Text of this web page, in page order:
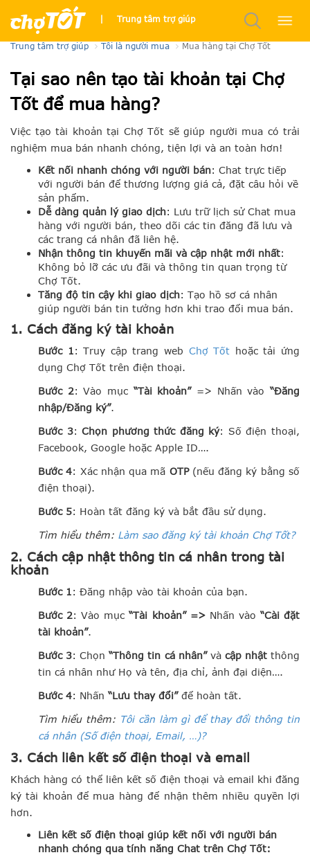
Trung tâm trợ giúp
Mua hàng tại Chợ Tốt
Trung tâm trợ giúp Tôi là người mua Mua hàng tại Chợ Tốt
Tại sao nên tạo tài khoản tại Chợ
Tốt để mua hàng?
Việc tạo tài khoản tại Chợ Tốt sẽ giúp người mua có trải
nghiệm mua bán nhanh chóng, tiện lợi và an toàn hơn!
Kết nối nhanh chóng với người bán: Chat trực tiếp
với người bán để thương lượng giá cả, đặt câu hỏi về
sản phẩm.
Dễ dàng quản lý giao dịch: Lưu trữ lịch sử Chat mua
hàng với người bán, theo dõi các tin đăng đã lưu và
các trang cá nhân đã liên hệ.
Nhận thông tin khuyến mãi và cập nhật mới nhất:
Không bỏ lỡ các ưu đãi và thông tin quan trọng từ
Chợ Tốt.
Tăng độ tin cậy khi giao dịch: Tạo hồ sơ cá nhân
giúp người bán tin tưởng hơn khi trao đổi mua bán.
1. Cách đăng ký tài khoản
Bước 1: Truy cập trang web Chợ Tốt hoặc tải ứng
dụng Chợ Tốt trên điện thoại.
Bước 2: Vào mục “Tài khoản”=> Nhấn vào“Đăng
nhập/Đăng ký”.
Bước 3:Chọn phương thức đăng ký: Số điện thoại,
Facebook, Google hoặc Apple ID….
Bước 4: Xác nhận qua mã OTP(nếu đăng ký bằng số
điện thoại).
Bước 5: Hoàn tất đăng ký và bắt đầu sử dụng.
Tìm hiểu thêm: Làm sao đăng ký tài khoản Chợ Tốt?
2. Cách cập nhật thông tin cá nhân trong tài
khoản
Bước 1: Đăng nhập vào tài khoản của bạn.
Bước 2: Vào mục“Tài khoản” => Nhấn vào “Cài đặt
tài khoản”.
Bước 3: Chọn“Thông tin cá nhân”vàcập nhậtthông
tin cá nhân như Họ và tên, địa chỉ, ảnh đại diện….
Bước 4: Nhấn “Lưu thay đổi”để hoàn tất.
Tìm hiểu thêm: Tôi cần làm gì để thay đổi thông tin
cá nhân (Số điện thoại, Email, …)?
3. Cách liên kết số điện thoại và email
Khách hàng có thể liên kết số điện thoại và email khi đăng
ký tài khoản để mua hàng để nhận thêm nhiều quyền lợi
hơn.
Liên kết số điện thoại giúp kết nối với người bán
nhanh chóng qua tính năng Chat trên Chợ Tốt: